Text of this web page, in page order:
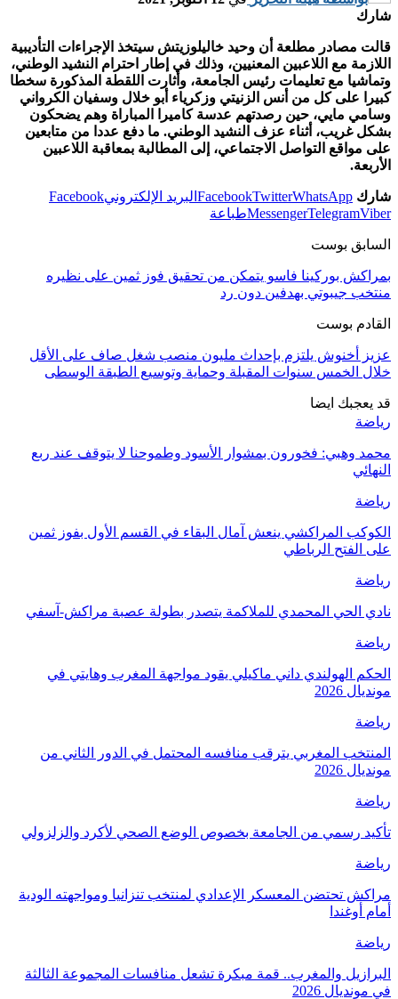
شارك
قالت مصادر مطلعة أن وحيد خاليلوزيتش سيتخذ الإجراءات التأديبية
اللازمة مع اللاعبين المعنيين، وذلك في إطار احترام النشيد الوطني،
وتماشيا مع تعليمات رئيس الجامعة، وأثارت اللقطة المذكورة سخطا
كبيرا على كل من أنس الزنيتي وزكرياء أبو خلال وسفيان الكرواني
وسامي مايي، حين رصدتهم عدسة كاميرا المباراة وهم يضحكون
بشكل غريب، أثناء عزف النشيد الوطني. ما دفع عددا من متابعين
على مواقع التواصل الاجتماعي، إلى المطالبة بمعاقبة اللاعبين
الأربعة.
شارك FacebookTwitterWhatsApp البريد الإلكترونيFacebook
MessengerTelegramViber طباعة
السابق بوست
بمراكش بوركينا فاسو يتمكن من تحقيق فوز ثمين على نظيره
منتخب جيبوتي بهدفين دون رد
القادم بوست
عزيز أخنوش يلتزم بإحداث مليون منصب شغل صاف على الأقل
خلال الخمس سنوات المقبلة وحماية وتوسيع الطبقة الوسطى
قد يعجبك ايضا
رياضة
محمد وهبي: فخورون بمشوار الأسود وطموحنا لا يتوقف عند ربع
النهائي
رياضة
الكوكب المراكشي ينعش آمال البقاء في القسم الأول بفوز ثمين
على الفتح الرباطي
رياضة
نادي الحي المحمدي للملاكمة يتصدر بطولة عصبة مراكش-آسفي
رياضة
الحكم الهولندي داني ماكيلي يقود مواجهة المغرب وهايتي في
مونديال 2026
رياضة
المنتخب المغربي يترقب منافسه المحتمل في الدور الثاني من
مونديال 2026
رياضة
تأكيد رسمي من الجامعة بخصوص الوضع الصحي لأكرد والزلزولي
رياضة
مراكش تحتضن المعسكر الإعدادي لمنتخب تنزانيا ومواجهته الودية
أمام أوغندا
رياضة
البرازيل والمغرب.. قمة مبكرة تشعل منافسات المجموعة الثالثة
في مونديال 2026